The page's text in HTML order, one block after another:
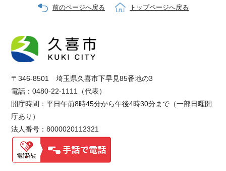
前のページへ戻る トップページへ戻る
〒346-8501 埼玉県久喜市下早見85番地の3
電話：0480-22-1111（代表）
開庁時間：平日午前8時45分から午後4時30分まで（一部日曜開
庁あり）
法人番号：8000020112321